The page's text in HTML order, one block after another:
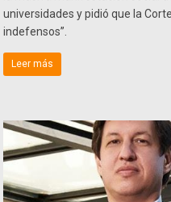
universidades y pidió que la
indefensos”.
Leer más